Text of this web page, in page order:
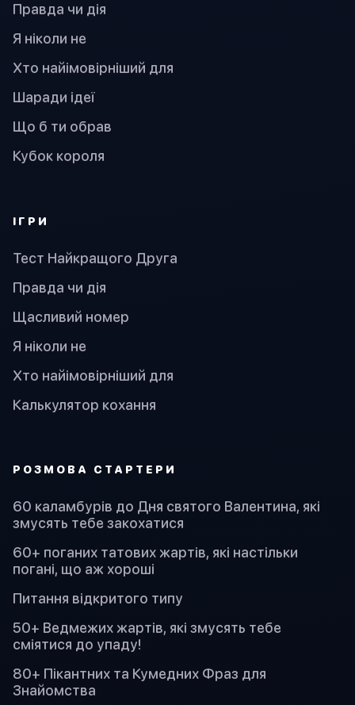
Правда чи дія
Я ніколи не
Хто найімовірніший для
Шаради ідеї
Що б ти обрав
Кубок короля
ІГРИ
Тест Найкращого Друга
Правда чи дія
Щасливий номер
Я ніколи не
Хто найімовірніший для
Калькулятор кохання
PОЗМОВА СТАРТЕРИ
60 каламбурів до Дня святого Валентина, які
змусять тебе закохатися
60+ поганих татових жартів, які настільки
погані, що аж хороші
Питання відкритого типу
50+ Ведмежих жартів, які змусять тебе
сміятися до упаду!
80+ Пікантних та Кумедних Фраз для
Знайомства